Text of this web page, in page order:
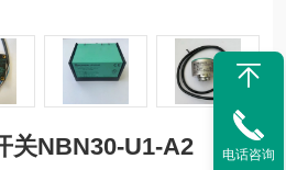
关NBN30-U1-A2 电话咨询